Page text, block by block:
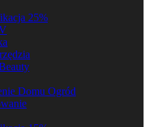
25%
Domu Ogród